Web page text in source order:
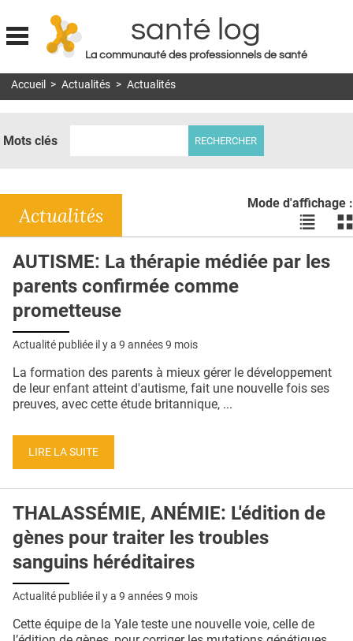
Jump to navigation
santé log
La communauté des professionnels de santé
MON COMPTE
DOSSIERS
RÉSEAUX
E-REVUE SAD
THÉMA
L'APP
PUBLICITÉ
CONTACT
Accueil > Actualités > Actualités
Mots clés
Mode d'affichage :
Voir
les
en
les
Actualités
AUTISME: La thérapie médiée par les
parents confirmée comme
prometteuse
Actualité publiée il y a 9 années 9 mois
La formation des parents à mieux gérer le développement
de leur enfant atteint d'autisme, fait une nouvelle fois ses
preuves, avec cette étude britannique, ...
LIRE LA SUITE
THALASSÉMIE, ANÉMIE: L'édition de
gènes pour traiter les troubles
sanguins héréditaires
Actualité publiée il y a 9 années 9 mois
Cette équipe de la Yale teste une nouvelle voie, celle de